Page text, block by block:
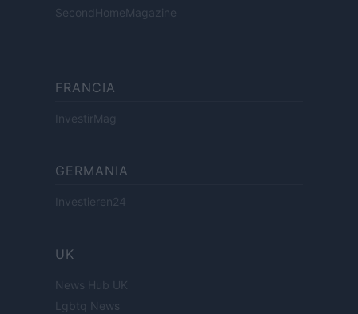
SecondHomeMagazine
FRANCIA
InvestirMag
GERMANIA
Investieren24
UK
News Hub UK
Lgbtq News